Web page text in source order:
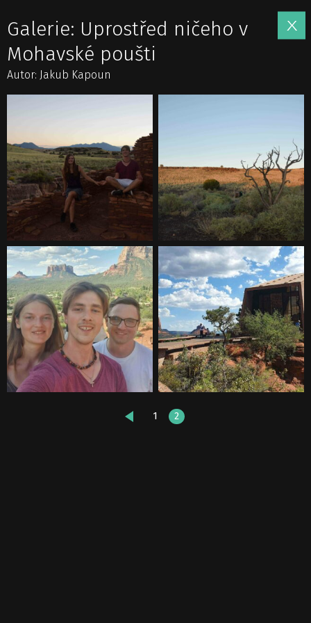
Galerie: Uprostřed ničeho v
Mohavské poušti
Autor: Jakub Kapoun
PŘEDCHOZÍ
1 2